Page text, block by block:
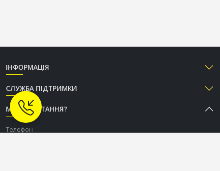
ІНФОРМАЦІЯ
СЛУЖБА ПІДТРИМКИ
МАЄТЕ ПИТАННЯ?
Телефон